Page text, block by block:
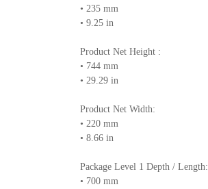
• 235 mm
• 9.25 in
Product Net Height :
• 744 mm
• 29.29 in
Product Net Width:
• 220 mm
• 8.66 in
Package Level 1 Depth / Length:
• 700 mm